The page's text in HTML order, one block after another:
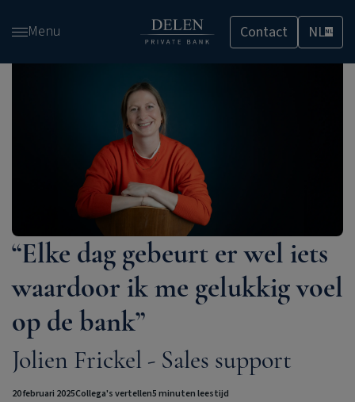
en
Menu Contact NLNL
“Elke dag gebeurt er wel iets
waardoor ik me gelukkig voel
op de bank”
Jolien Frickel - Sales support
20 februari 2025Collega's vertellen5 minuten leestijd